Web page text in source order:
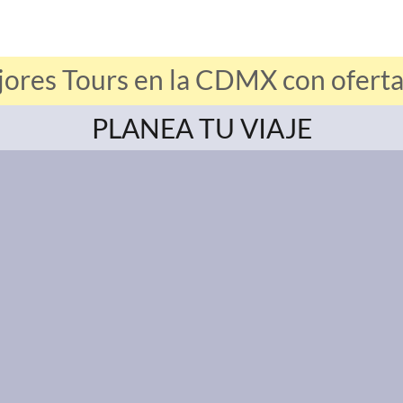
Tours en la CDMX con
PLANEA TU VIAJE